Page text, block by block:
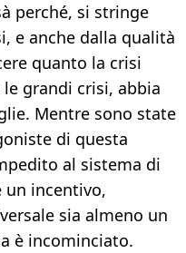
perché, si stringe
e anche dalla qualità
quanto la crisi
grandi crisi, abbia
Mentre sono state
di questa
al sistema di
un incentivo,
sia almeno un
è incominciato.